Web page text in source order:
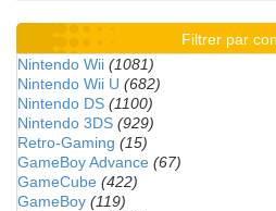
Filtrer par
Nintendo Wii (1081)
Nintendo Wii U (682)
Nintendo DS (1100)
Nintendo 3DS (929)
Retro-Gaming (15)
GameBoy Advance (67)
GameCube (422)
GameBoy (119)